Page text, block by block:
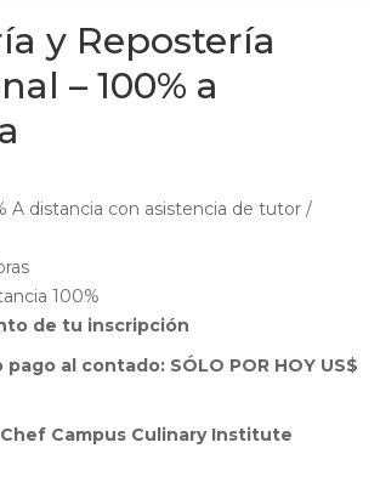
y Repostería
– 100% a
A distancia con asistencia de tutor /
100%
de tu inscripción
al contado: SÓLO POR HOY US$
Campus Culinary Institute